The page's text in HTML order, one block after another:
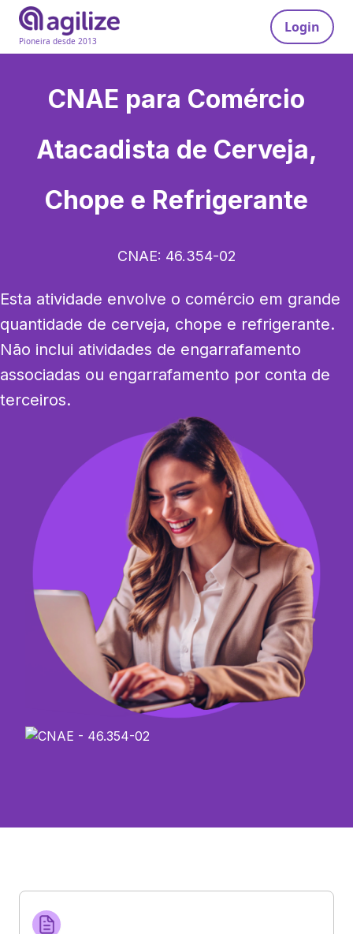
Pioneira desde 2013
Login
CNAE para Comércio
Atacadista de Cerveja,
Chope e Refrigerante
CNAE: 46.354-02
Esta atividade envolve o comércio em grande
quantidade de cerveja, chope e refrigerante.
Não inclui atividades de engarrafamento
associadas ou engarrafamento por conta de
terceiros.